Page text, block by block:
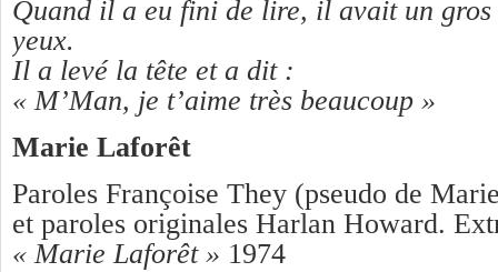
Quand il a eu fini de lire, il avait un gros
yeux.
Il a levé la tête et a dit :
« M’Man, je t’aime très beaucoup »
Marie Laforêt
Paroles Françoise They (pseudo de
et paroles originales Harlan Howard.
« Marie Laforêt » 1974